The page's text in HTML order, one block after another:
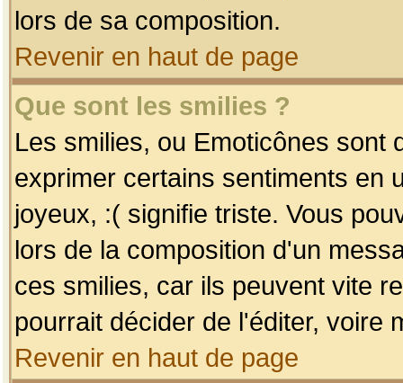
lors de sa composition.
Revenir en haut de page
Que sont les smilies ?
Les smilies, ou Emoticônes sont
exprimer certains sentiments en
joyeux, :( signifie triste. Vous
lors de la composition d'un
ces smilies, car ils peuvent vite
pourrait décider de l'éditer, voire
Revenir en haut de page